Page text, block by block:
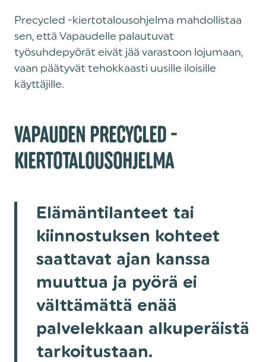
‍Precycled -kiertotalousohjelma mahdollistaa
sen, että Vapaudelle palautuvat
työsuhdepyörät eivät jää varastoon lojumaan,
vaan päätyvät tehokkaasti uusille iloisille
käyttäjille.‍
VAPAUDEN PRECYCLED -
KIERTOTALOUSOHJELMA
Elämäntilanteet tai
kiinnostuksen kohteet
saattavat ajan kanssa
muuttua ja pyörä ei
välttämättä enää
palvelekkaan alkuperäistä
tarkoitustaan.